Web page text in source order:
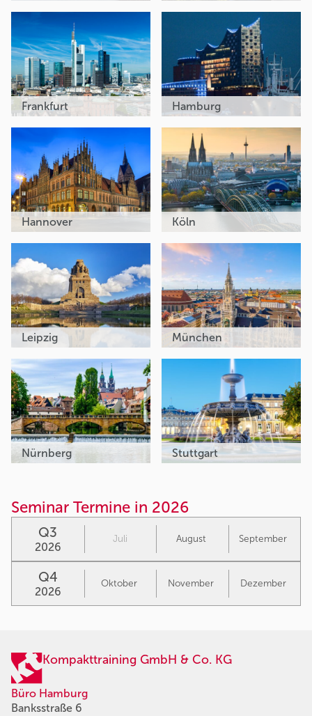
Frankfurt Hamburg
Hannover Köln
Leipzig München
Nürnberg Stuttgart
Seminar Termine in 2026
Q3
2026
Juli August September
Q4
2026
Oktober November Dezember
Kompakttraining GmbH & Co. KG
Büro Hamburg
Banksstraße 6